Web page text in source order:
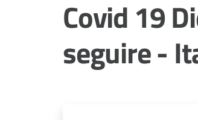
Covid 19
seguire -